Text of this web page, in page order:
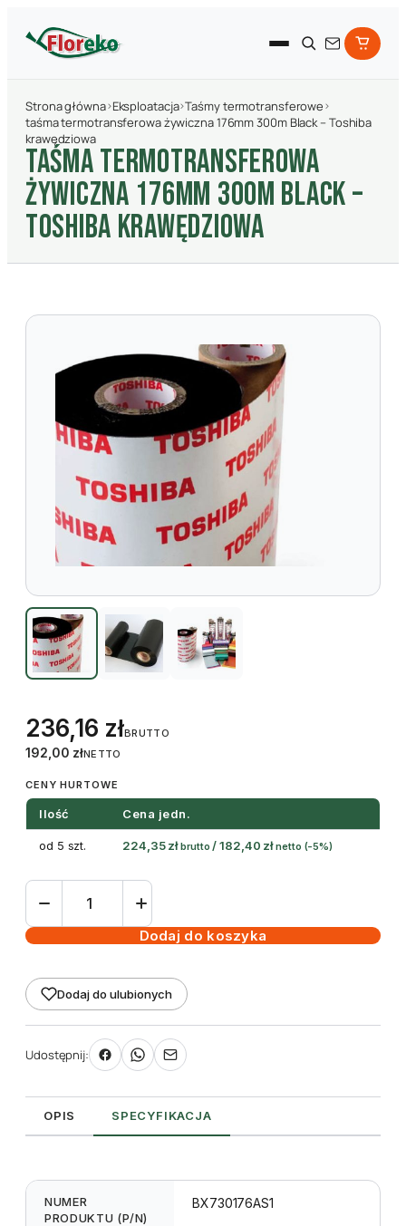
Strona główna›Eksploatacja›Taśmy termotransferowe›
taśma termotransferowa żywiczna 176mm 300m Black – Toshiba
krawędziowa
TAśMA TERMOTRANSFEROWA
żYWICZNA 176MM 300M BLACK –
TOSHIBA KRAWęDZIOWA
236,16 złBRUTTO
192,00 złNETTO
CENY HURTOWE
Ilość Cena jedn.
od 5 szt. 224,35zł brutto /182,40 zł netto (-5%)
ilość
termotransferowa
176mm
300m
Black
-
krawędziowa
Dodaj do koszyka
Dodaj do ulubionych
Udostępnij:
OPIS SPECYFIKACJA
NUMER
PRODUKTU (P/N)
BX730176AS1